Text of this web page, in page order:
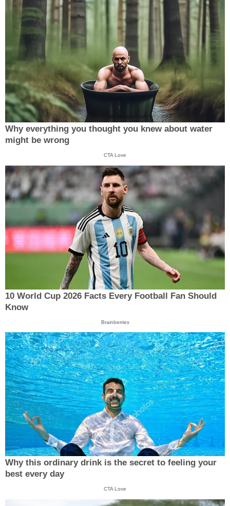
Why everything you thought you knew about water
might be wrong
CTA Love
10 World Cup 2026 Facts Every Football Fan Should
Know
Brainberries
Why this ordinary drink is the secret to feeling your
best every day
CTA Love